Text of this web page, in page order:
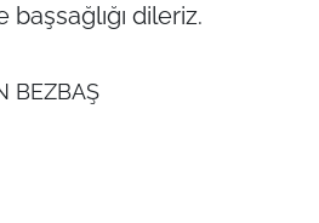
başsağlığı dileriz.
BEZBAŞ